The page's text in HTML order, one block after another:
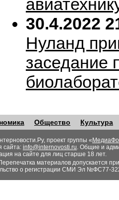
30.4.2022
Нуланд
заседание
Общество Культура
проект группы «
сайта: info@internovosti.ru. Общие и
на сайте для лиц старше 18 лет.
материалов допускается
о регистрации СМИ Эл №ФС77-